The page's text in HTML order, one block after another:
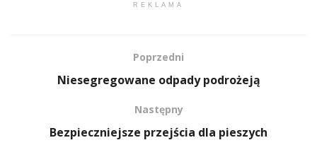
REKLAMA
Poprzedni
Niesegregowane odpady podrożeją
Następny
Bezpieczniejsze przejścia dla pieszych